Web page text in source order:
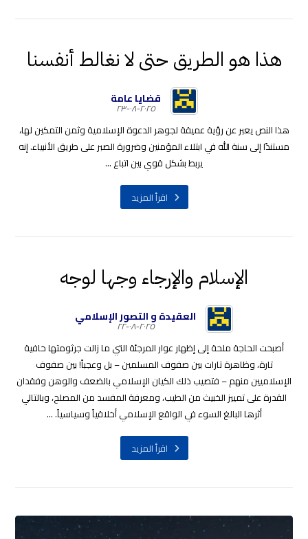
هذا هو الطريق حتى لا نغالط أنفسنا
قضايا عامة
٢٠٢٥-٠٨-٢٣
هذا النص يعبر عن رؤية عميقة لجوهر الدعوة الإسلامية وثمن التمكين لها،
مستندًا إلى سنة الله في ابتلاء المؤمنين وضرورة الصبر على طريق الأنبياء. إنه
يربط بشكل قوي بين اتباع ...
اقرأ المزيد
الإسلام والإرجاء وجها لوجه
العقيدة و التصور الإسلامي
٢٠٢٥-٠٨-٢٢
أصبحت الحاجة ملحة إلى إظهار عوار المرجئة التي ما زالت جرثومتها خافية
تارة، وظاهرة تارات بين صفوف المسلمين – بل وعجباً! بين صفوف
الإسلاميين منهم – فتصيب ذلك الكيان الإسلامي بالضعف والوهن وفقدان
القدرة على تمييز الخبيث من الطيب، ومعرفة المفسد من المصلح، وبالتالي
أثرها البالغ السوء في الواقع الإسلامي أخلاقياً وسياسياً. ...
اقرأ المزيد